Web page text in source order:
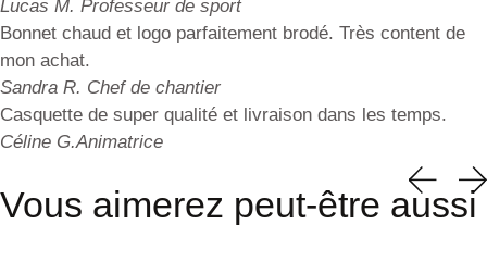
Lucas M. Professeur de sport
Bonnet chaud et logo parfaitement brodé. Très content de
mon achat.
Sandra R. Chef de chantier
Casquette de super qualité et livraison dans les temps.
Céline G.Animatrice
Vous aimerez peut-être aussi